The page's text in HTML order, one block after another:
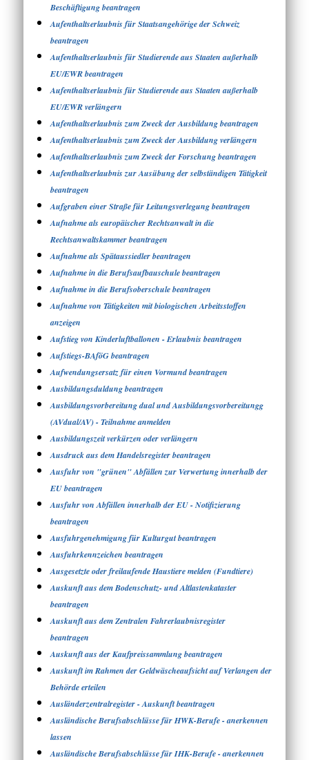
Beschäftigung beantragen
Aufenthaltserlaubnis für Staatsangehörige der Schweiz
beantragen
Aufenthaltserlaubnis für Studierende aus Staaten außerhalb
EU/EWR beantragen
Aufenthaltserlaubnis für Studierende aus Staaten außerhalb
EU/EWR verlängern
Aufenthaltserlaubnis zum Zweck der Ausbildung beantragen
Aufenthaltserlaubnis zum Zweck der Ausbildung verlängern
Aufenthaltserlaubnis zum Zweck der Forschung beantragen
Aufenthaltserlaubnis zur Ausübung der selbständigen Tätigkeit
beantragen
Aufgraben einer Straße für Leitungsverlegung beantragen
Aufnahme als europäischer Rechtsanwalt in die
Rechtsanwaltskammer beantragen
Aufnahme als Spätaussiedler beantragen
Aufnahme in die Berufsaufbauschule beantragen
Aufnahme in die Berufsoberschule beantragen
Aufnahme von Tätigkeiten mit biologischen Arbeitsstoffen
anzeigen
Aufstieg von Kinderluftballonen - Erlaubnis beantragen
Aufstiegs-BAföG beantragen
Aufwendungsersatz für einen Vormund beantragen
Ausbildungsduldung beantragen
Ausbildungsvorbereitung dual und Ausbildungsvorbereitungg
(AVdual/AV) - Teilnahme anmelden
Ausbildungszeit verkürzen oder verlängern
Ausdruck aus dem Handelsregister beantragen
Ausfuhr von "grünen" Abfällen zur Verwertung innerhalb der
EU beantragen
Ausfuhr von Abfällen innerhalb der EU - Notifizierung
beantragen
Ausfuhrgenehmigung für Kulturgut beantragen
Ausfuhrkennzeichen beantragen
Ausgesetzte oder freilaufende Haustiere melden (Fundtiere)
Auskunft aus dem Bodenschutz- und Altlastenkataster
beantragen
Auskunft aus dem Zentralen Fahrerlaubnisregister
beantragen
Auskunft aus der Kaufpreissammlung beantragen
Auskunft im Rahmen der Geldwäscheaufsicht auf Verlangen der
Behörde erteilen
Ausländerzentralregister - Auskunft beantragen
Ausländische Berufsabschlüsse für HWK-Berufe - anerkennen
lassen
Ausländische Berufsabschlüsse für IHK-Berufe - anerkennen